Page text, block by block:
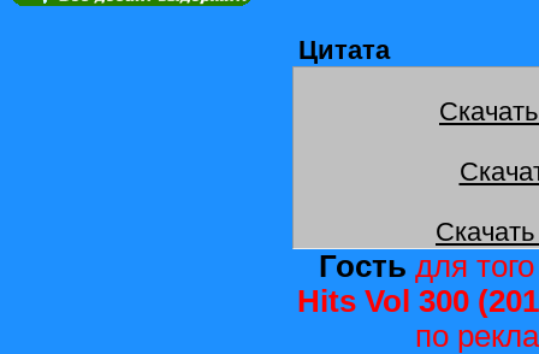
Цитата
Гость для
Hits Vol 300
по